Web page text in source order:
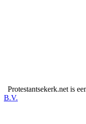
Protestantsekerk.net is
B.V.